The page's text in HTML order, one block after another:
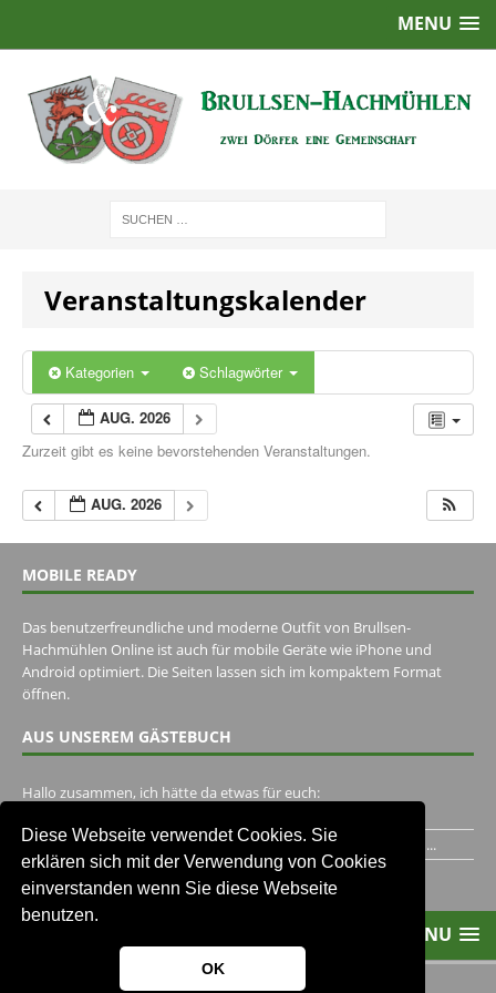
Diese Webseite verwendet Cookies. Sie
erklären sich mit der Verwendung von Cookies
einverstanden wenn Sie diese Webseite
benutzen.
OK
MENU
Veranstaltungskalender
Kategorien Schlagwörter
AUG. 2026
Zurzeit gibt es keine bevorstehenden Veranstaltungen.
AUG. 2026
MOBILE READY
Das benutzerfreundliche und moderne Outfit von Brullsen-
Hachmühlen Online ist auch für mobile Geräte wie iPhone und
Android optimiert. Die Seiten lassen sich im kompaktem Format
öffnen.
AUS UNSEREM GÄSTEBUCH
Hallo zusammen, ich hätte da etwas für euch:
Ich habe ein Jahr im Gasthaus Hugo Pape verbracht..Habe ihn...
Unser Gästebuch besuchen
MENU